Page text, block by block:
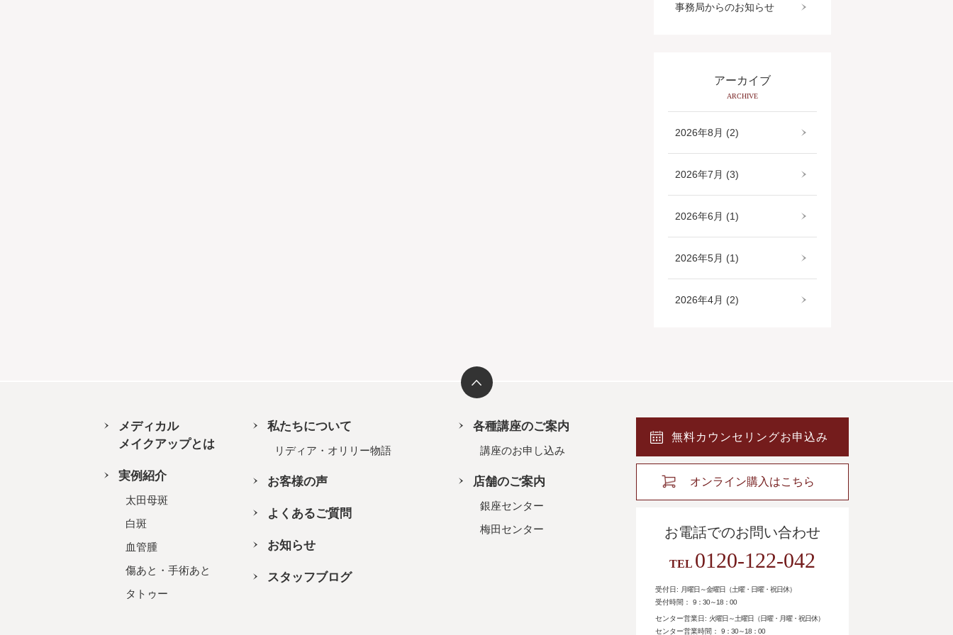
事務局からのお知らせ
アーカイブ
ARCHIVE
2026年8月 (2)
2026年7月 (3)
2026年6月 (1)
2026年5月 (1)
2026年4月 (2)
メディカル
メイクアップとは
実例紹介
太田母斑
白斑
血管腫
傷あと・手術あと
タトゥー
私たちについて
リディア・オリリー物語
お客様の声
よくあるご質問
お知らせ
スタッフブログ
各種講座のご案内
講座のお申し込み
店舗のご案内
銀座センター
梅田センター
無料カウンセリングお申込み
オンライン購入はこちら
お電話でのお問い合わせ
TEL 0120-122-042
受付日: 月曜日～金曜日（土曜・日曜・祝日休）
受付時間：
9：30～18：00
センター営業日: 火曜日～土曜日（日曜・月曜・祝日休）
センター営業時間：
9：30～18：00